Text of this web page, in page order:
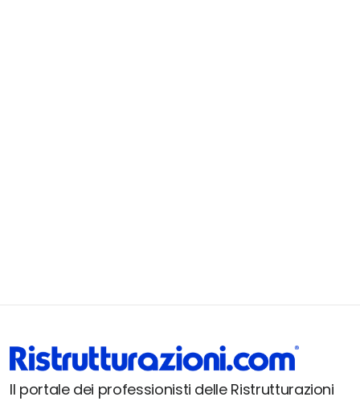
Il portale dei professionisti delle Ristrutturazioni